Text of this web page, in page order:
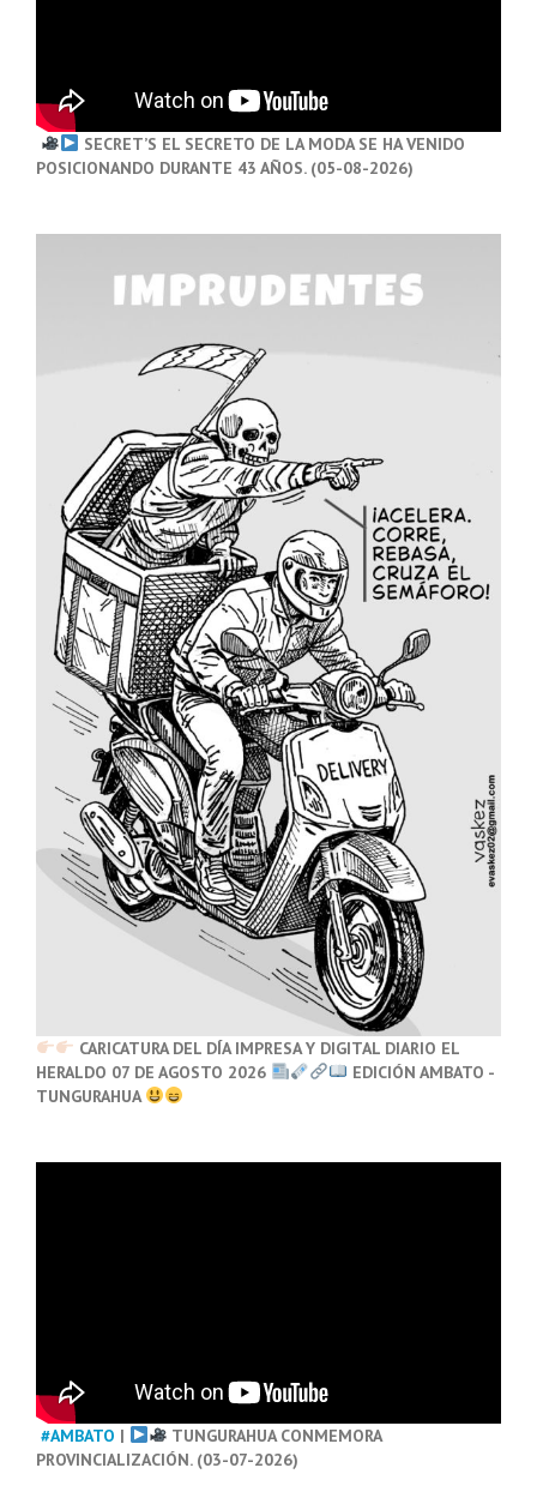
SECRET’S EL SECRETO DE LA MODA SE HA VENIDO
POSICIONANDO DURANTE 43 AÑOS. (05-08-2026)
CARICATURA DEL DÍA IMPRESA Y DIGITAL DIARIO EL
HERALDO 07 DE AGOSTO 2026
EDICIÓN AMBATO -
TUNGURAHUA
#AMBATO |
TUNGURAHUA CONMEMORA
PROVINCIALIZACIÓN. (03-07-2026)